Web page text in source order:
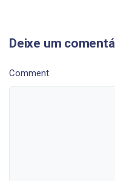
Deixe um
Comment